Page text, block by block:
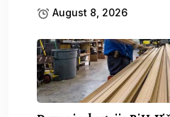
August 8, 2026